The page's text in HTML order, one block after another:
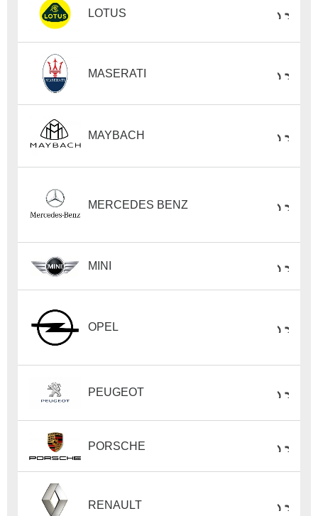
LOTUS
MASERATI
MAYBACH
MERCEDES BENZ
MINI
OPEL
PEUGEOT
PORSCHE
RENAULT